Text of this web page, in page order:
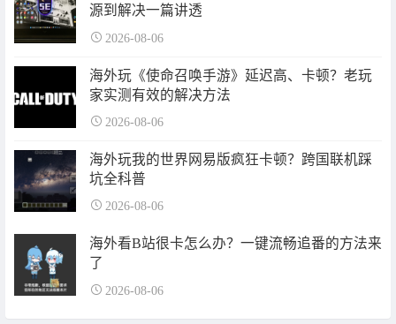
源到解决一篇讲透
2026-08-06
海外玩《使命召唤手游》延迟高、卡顿？老玩
家实测有效的解决方法
2026-08-06
海外玩我的世界网易版疯狂卡顿？跨国联机踩
坑全科普
2026-08-06
海外看B站很卡怎么办？一键流畅追番的方法来
了
2026-08-06